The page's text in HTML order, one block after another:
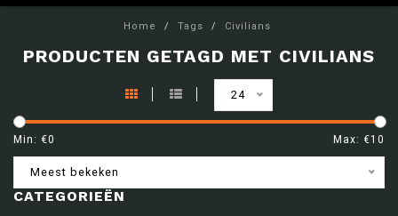
Home / Tags / Civilians
PRODUCTEN GETAGD MET CIVILIANS
24
Min: €0 Max: €10
Meest bekeken
CATEGORIEËN